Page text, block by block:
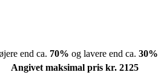
end ca. 70% og lavere end ca. 30%
Angivet maksimal pris kr. 2125